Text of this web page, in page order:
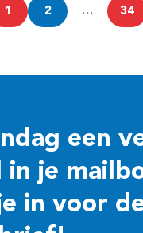
1 2 … 34
een
in je
in voor